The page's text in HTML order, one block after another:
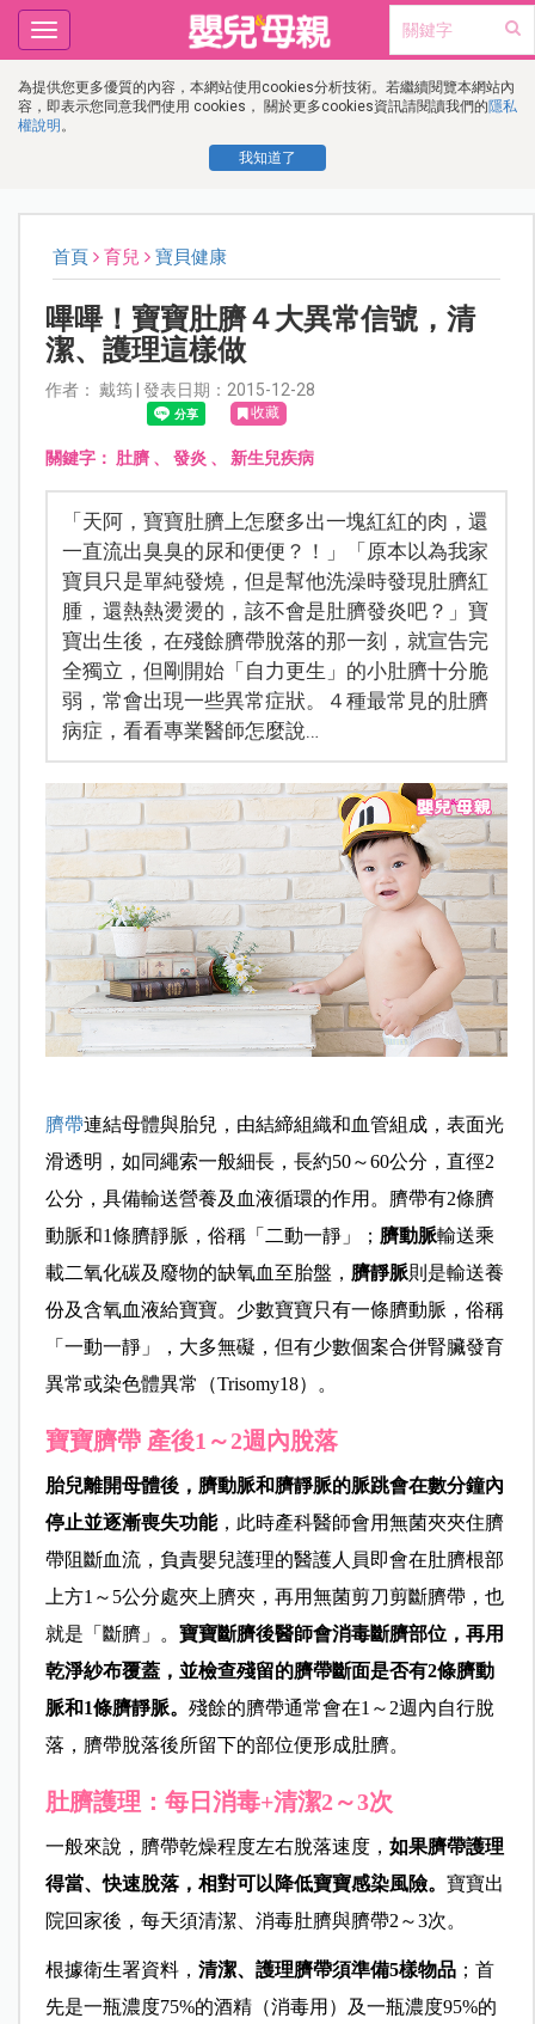
為提供您更多優質的內容，本網站使用cookies分析技術。若繼續閱覽本網站內
容，即表示您同意我們使用 cookies， 關於更多cookies資訊請閱讀我們的隱私
權說明 。
我知道了
Toggle
navigation
首頁 育兒 寶貝健康
嗶嗶！寶寶肚臍４大異常信號，清
潔、護理這樣做
作者： 戴筠 | 發表日期：2015-12-28
收藏
關鍵字： 肚臍、 發炎 、 新生兒疾病
「天阿，寶寶肚臍上怎麼多出一塊紅紅的肉，還
一直流出臭臭的尿和便便？！」「原本以為我家
寶貝只是單純發燒，但是幫他洗澡時發現肚臍紅
腫，還熱熱燙燙的，該不會是肚臍發炎吧？」寶
寶出生後，在殘餘臍帶脫落的那一刻，就宣告完
全獨立，但剛開始「自力更生」的小肚臍十分脆
弱，常會出現一些異常症狀。４種最常見的肚臍
病症，看看專業醫師怎麼說…
臍帶連結母體與胎兒，由結締組織和血管組成，表面光
滑透明，如同繩索一般細長，長約50～60公分，直徑2
公分，具備輸送營養及血液循環的作用。臍帶有2條臍
動脈和1條臍靜脈，俗稱「二動一靜」； 臍動脈輸送乘
載二氧化碳及廢物的缺氧血至胎盤， 臍靜脈則是輸送養
份及含氧血液給寶寶。少數寶寶只有一條臍動脈，俗稱
「一動一靜」，大多無礙，但有少數個案合併腎臟發育
異常或染色體異常（Trisomy18）。
寶寶臍帶 產後1 ～2週內脫落
胎兒離開母體後，臍動脈和臍靜脈的脈跳會在數分鐘內
停止並逐漸喪失功能，此時產科醫師會用無菌夾夾住臍
帶阻斷血流，負責嬰兒護理的醫護人員即會在肚臍根部
上方1～5公分處夾上臍夾，再用無菌剪刀剪斷臍帶，也
就是「斷臍」。 寶寶斷臍後醫師會消毒斷臍部位，再用
乾淨紗布覆蓋，並檢查殘留的臍帶斷面是否有2條臍動
脈和1條臍靜脈。 殘餘的臍帶通常會在1～2週內自行脫
落，臍帶脫落後所留下的部位便形成肚臍。
肚臍護理：每日消毒+清潔2～3次
一般來說，臍帶乾燥程度左右脫落速度， 如果臍帶護理
得當、快速脫落，相對可以降低寶寶感染風險。 寶寶出
院回家後，每天須清潔、消毒肚臍與臍帶2～3次。
根據衛生署資料， 清潔、護理臍帶須準備5樣物品；首
先是一瓶濃度75%的酒精（消毒用）及一瓶濃度95%的